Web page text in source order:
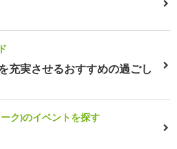
充実させるおすすめの過ごし
ク)のイベントを探す